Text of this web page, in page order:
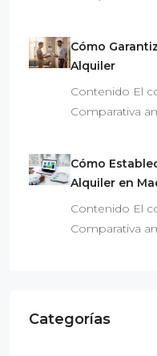
Cómo
Alquiler
Contenido El
Comparativa
Cómo
Alquiler en
Contenido El
Comparativa
Categorías